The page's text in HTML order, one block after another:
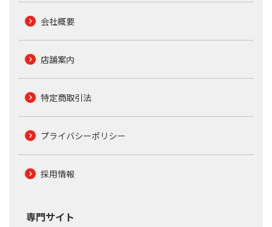
会社概要
店舗案内
特定商取引法
プライバシーポリシー
採用情報
専門サイト